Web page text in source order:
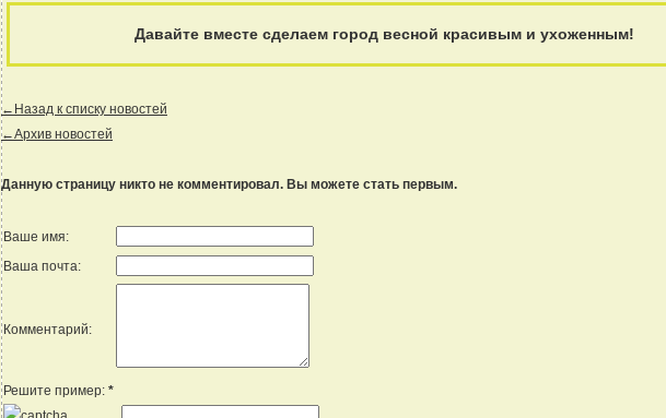
Давайте вместе сделаем город весной красивым и ухоженным!
←Назад к списку новостей
←Архив новостей
Данную страницу никто не комментировал. Вы можете стать первым.
Ваше имя:
Ваша почта:
Комментарий:
Решите пример: *